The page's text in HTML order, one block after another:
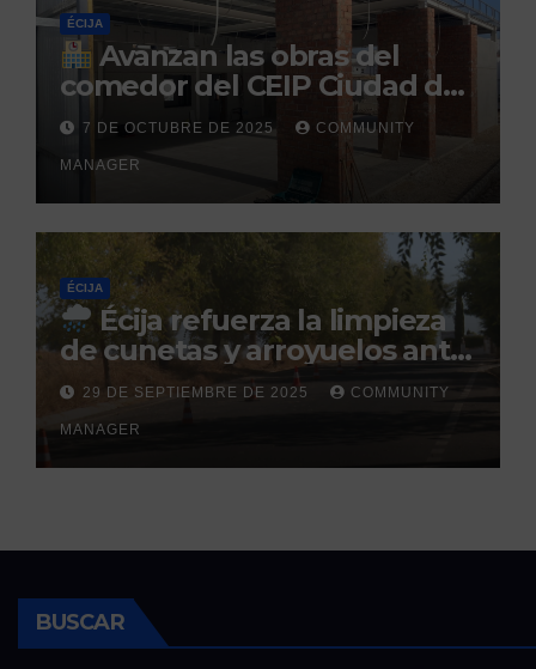
ÉCIJA
Avanzan las obras del
comedor del CEIP Ciudad del
Sol: su finalización está
prevista para finales de 2025
7 DE OCTUBRE DE 2025 COMMUNITY
MANAGER
ÉCIJA
Écija refuerza la limpieza
de cunetas y arroyuelos ante
la llegada de las lluvias
otoñales
29 DE SEPTIEMBRE DE 2025 COMMUNITY
MANAGER
BUSCAR